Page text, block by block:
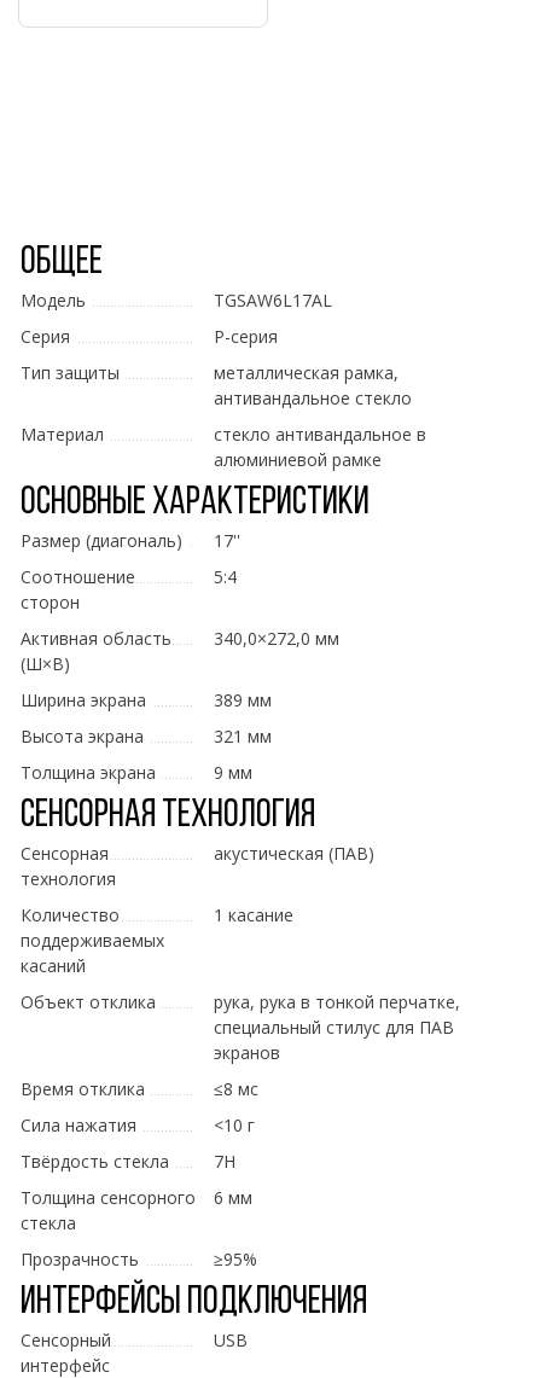
Общее
Модель
TGSAW6L17AL
Серия
P-серия
Тип защиты
металлическая рамка,
антивандальное стекло
Материал
стекло антивандальное в
алюминиевой рамке
Основные характеристики
Размер (диагональ)
17''
Соотношение
сторон
5:4
Активная область
(Ш×В)
340,0×272,0 мм
Ширина экрана
389 мм
Высота экрана
321 мм
Толщина экрана
9 мм
Сенсорная технология
Сенсорная
технология
акустическая (ПАВ)
Количество
поддерживаемых
касаний
1 касание
Объект отклика
рука, рука в тонкой перчатке,
специальный стилус для ПАВ
экранов
Время отклика
≤8 мс
Сила нажатия
<10 г
Твёрдость стекла
7H
Толщина сенсорного
стекла
6 мм
Прозрачность ≥95%
Интерфейсы подключения
Сенсорный
интерфейс
USB